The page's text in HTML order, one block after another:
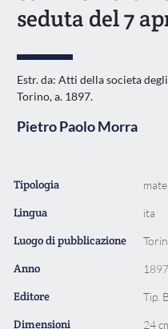
seduta del 7
Estr. da: Atti della societa
Torino, a. 1897.
Pietro Paolo Morra
Tipologia
Lingua ita
Luogo di pubblicazione
Anno 1897
Editore Tip.
Dimensioni 24